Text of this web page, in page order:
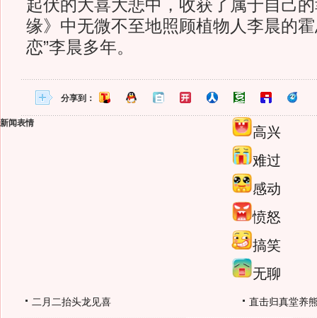
起伏的大喜大悲中，收获了属于自己
缘》中无微不至地照顾植物人李晨的
恋”李晨多年。
分享到：
新闻表情
高兴
难过
感动
愤怒
搞笑
无聊
二月二抬头龙见喜 直击归真堂养